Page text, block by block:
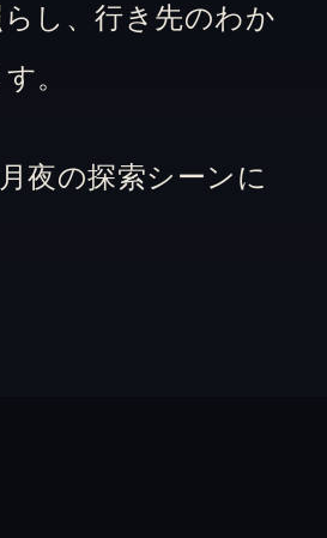
し、行き先のわか
。
夜の探索シーンに